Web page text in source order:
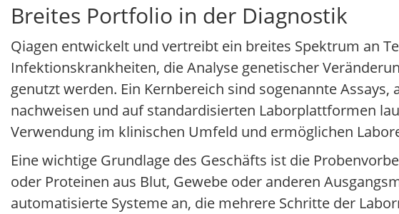
Breites Portfolio in der Diagnostik
Qiagen entwickelt und vertreibt ein breites Spektrum an
Infektionskrankheiten, die Analyse genetischer
genutzt werden. Ein Kernbereich sind sogenannte
nachweisen und auf standardisierten Laborplattformen
Verwendung im klinischen Umfeld und ermöglichen
Eine wichtige Grundlage des Geschäfts ist die
oder Proteinen aus Blut, Gewebe oder anderen
automatisierte Systeme an, die mehrere Schritte der